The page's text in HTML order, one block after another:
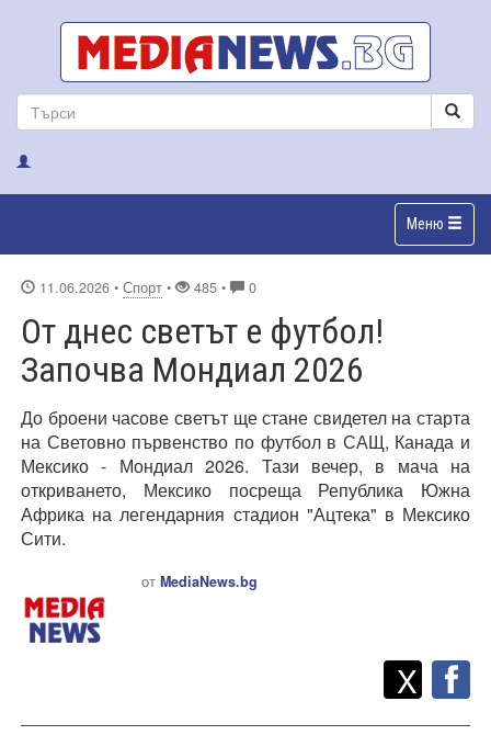
Меню
11.06.2026 • Спорт • 485 • 0
От днес светът е футбол!
Започва Мондиал 2026
До броени часове светът ще стане свидетел на старта
на Световно първенство по футбол в САЩ, Канада и
Мексико - Мондиал 2026. Тази вечер, в мача на
откриването, Мексико посреща Република Южна
Африка на легендарния стадион "Ацтека" в Мексико
Сити.
от MediaNews.bg
Споделете
X